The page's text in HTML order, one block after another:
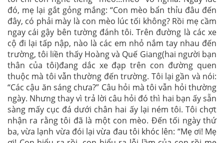
đó, mẹ lại gắt gỏng mắng: “Con mèo bẩn thỉu đâu đến
đây, có phải mày là con mèo lúc tối không? Rồi mẹ cầm
ngay cái gậy bên tường đánh tôi. Trên đường là các xe
cộ đi lại tấp nập, nào là các em nhỏ nắm tay nhau đến
trường, tôi liền thấy Hoàng và Quế Giang(hai người bạn
thân của tôi)đang dắc xe đạp trên con đường quen
thuộc mà tôi vẫn thường đến trường. Tôi lại gần và nói:
“Các cậu ăn sáng chưa?” Câu hỏi mà tôi vẫn hỏi thường
ngày. Nhưng thay vì trả lời câu hỏi đó thì hai bạn ấy sẵn
sàng mấy cục đá dưới chân hai ấy lại ném tôi. Tôi chợt
nhận ra rằng tôi đã là một con mèo. Đến tối ngày thứ
ba, vừa lạnh vừa đói lại vừa đau tôi khóc lên: “Mẹ ơi! Mẹ